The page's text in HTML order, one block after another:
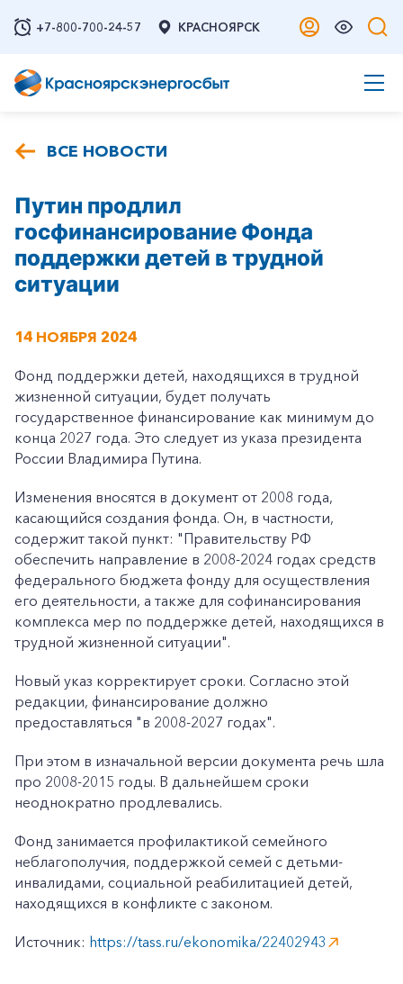
+7-800-700-24-57 КРАСНОЯРСК
ВСЕ НОВОСТИ
Путин продлил
госфинансирование Фонда
поддержки детей в трудной
ситуации
14 НОЯБРЯ 2024
Фонд поддержки детей, находящихся в трудной
жизненной ситуации, будет получать
государственное финансирование как минимум до
конца 2027 года. Это следует из указа президента
России Владимира Путина.
Изменения вносятся в документ от 2008 года,
касающийся создания фонда. Он, в частности,
содержит такой пункт: "Правительству РФ
обеспечить направление в 2008-2024 годах средств
федерального бюджета фонду для осуществления
его деятельности, а также для софинансирования
комплекса мер по поддержке детей, находящихся в
трудной жизненной ситуации".
Новый указ корректирует сроки. Согласно этой
редакции, финансирование должно
предоставляться "в 2008-2027 годах".
При этом в изначальной версии документа речь шла
про 2008-2015 годы. В дальнейшем сроки
неоднократно продлевались.
Фонд занимается профилактикой семейного
неблагополучия, поддержкой семей с детьми-
инвалидами, социальной реабилитацией детей,
находящихся в конфликте с законом.
Источник: https://tass.ru/ekonomika/22402943